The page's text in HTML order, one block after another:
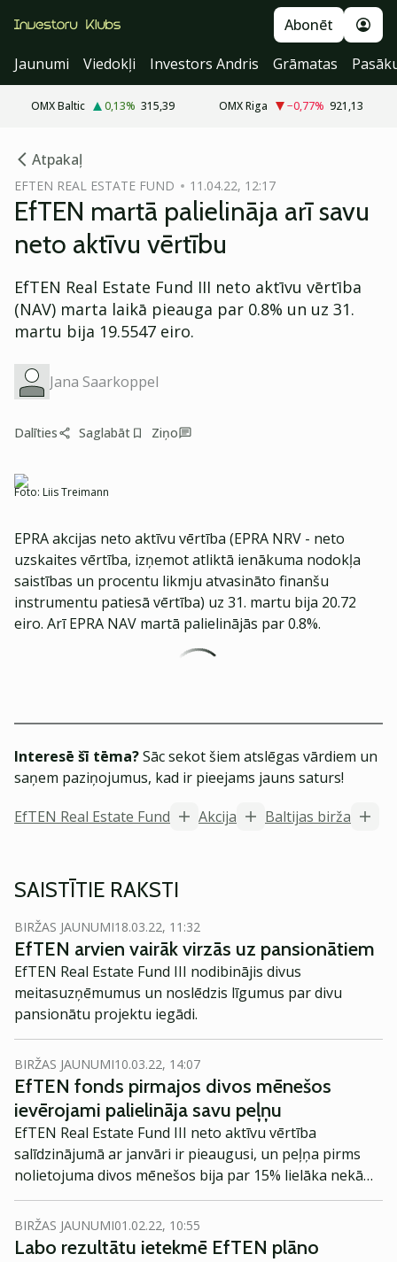
Abonēt
Jaunumi
Viedokļi Investors Andris Grāmatas
OMX Baltic 0,13% 315,39 OMX Riga −0,77% 921,13
Atpakaļ
EFTEN REAL ESTATE FUND 11.04.22, 12:17
EfTEN martā palielināja arī savu
neto aktīvu vērtību
EfTEN Real Estate Fund III neto aktīvu vērtība
(NAV) marta laikā pieauga par 0.8% un uz 31.
martu bija 19.5547 eiro.
Jana Saarkoppel
Dalīties Saglabāt Ziņo
Foto: Liis Treimann
EPRA akcijas neto aktīvu vērtība (EPRA NRV - neto
uzskaites vērtība, izņemot atliktā ienākuma nodokļa
saistības un procentu likmju atvasināto finanšu
instrumentu patiesā vērtība) uz 31. martu bija 20.72
eiro. Arī EPRA NAV martā palielinājās par 0.8%.
Interesē šī tēma?Sāc sekot šiem atslēgas vārdiem un
saņem paziņojumus, kad ir pieejams jauns saturs!
EfTEN Real Estate Fund
Akcija Baltijas birža
SAISTĪTIE RAKSTI
BIRŽAS JAUNUMI18.03.22, 11:32
EfTEN arvien vairāk virzās uz pansionātiem
EfTEN Real Estate Fund III nodibinājis divus
meitasuzņēmumus un noslēdzis līgumus par divu
pansionātu projektu iegādi.
BIRŽAS JAUNUMI10.03.22, 14:07
EfTEN fonds pirmajos divos mēnešos
ievērojami palielināja savu peļņu
EfTEN Real Estate Fund III neto aktīvu vērtība
salīdzinājumā ar janvāri ir pieaugusi, un peļņa pirms
nolietojuma divos mēnešos bija par 15% lielāka nekā
pirms gada.
BIRŽAS JAUNUMI01.02.22, 10:55
Labo rezultātu ietekmē EfTEN plāno